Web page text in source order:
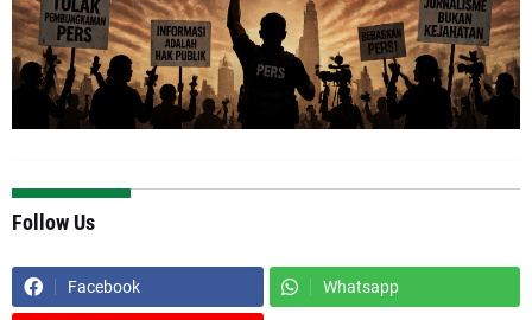
Follow Us
Facebook Whatsapp